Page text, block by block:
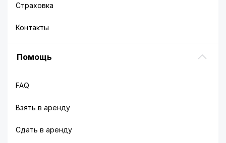
Страховка
Контакты
Помощь
FAQ
Взять в аренду
Сдать в аренду